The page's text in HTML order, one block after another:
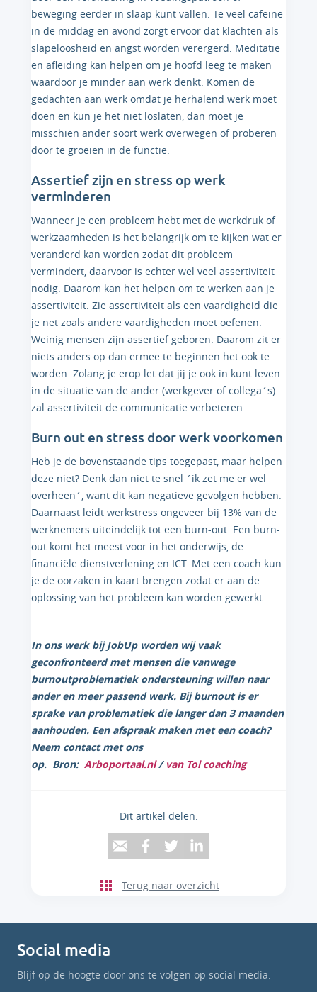
beweging eerder in slaap kunt vallen. Te veel cafeïne
in de middag en avond zorgt ervoor dat klachten als
slapeloosheid en angst worden verergerd. Meditatie
en afleiding kan helpen om je hoofd leeg te maken
waardoor je minder aan werk denkt. Komen de
gedachten aan werk omdat je herhalend werk moet
doen en kun je het niet loslaten, dan moet je
misschien ander soort werk overwegen of proberen
door te groeien in de functie.
Assertief zijn en stress op werk
verminderen
Wanneer je een probleem hebt met de werkdruk of
werkzaamheden is het belangrijk om te kijken wat er
veranderd kan worden zodat dit probleem
vermindert, daarvoor is echter wel veel assertiviteit
nodig. Daarom kan het helpen om te werken aan je
assertiviteit. Zie assertiviteit als een vaardigheid die
je net zoals andere vaardigheden moet oefenen.
Weinig mensen zijn assertief geboren. Daarom zit er
niets anders op dan ermee te beginnen het ook te
worden. Zolang je erop let dat jij je ook in kunt leven
in de situatie van de ander (werkgever of collega´s)
zal assertiviteit de communicatie verbeteren.
Burn out en stress door werk voorkomen
Heb je de bovenstaande tips toegepast, maar helpen
deze niet? Denk dan niet te snel ´ik zet me er wel
overheen´, want dit kan negatieve gevolgen hebben.
Daarnaast leidt werkstress ongeveer bij 13% van de
werknemers uiteindelijk tot een burn-out. Een burn-
out komt het meest voor in het onderwijs, de
financiële dienstverlening en ICT. Met een coach kun
je de oorzaken in kaart brengen zodat er aan de
oplossing van het probleem kan worden gewerkt.
In ons werk bij JobUp worden wij vaak
geconfronteerd met mensen die vanwege
burnoutproblematiek ondersteuning willen naar
ander en meer passend werk. Bij burnout is er
sprake van problematiek die langer dan 3 maanden
aanhouden. Een afspraak maken met een coach?
Neem contact met ons
op. Bron: Arboportaal.nl/ van Tol coaching
Dit artikel delen:
Terug naar overzicht
Social media
Blijf op de hoogte door ons te volgen op social media.